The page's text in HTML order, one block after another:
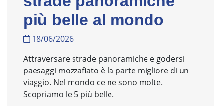
più belle al mondo
18/06/2026
Attraversare strade panoramiche e godersi
paesaggi mozzafiato è la parte migliore di un
viaggio. Nel mondo ce ne sono molte.
Scopriamo le 5 più belle.